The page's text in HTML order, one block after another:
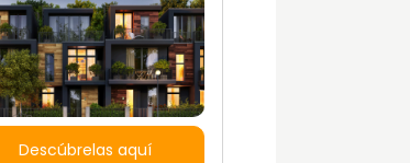
Descúbrelas aquí